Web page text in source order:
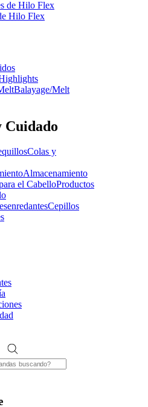
Hilo Flex
Balayage/Melt
Cuidado
Colas y
Almacenamiento
Productos
Cepillos